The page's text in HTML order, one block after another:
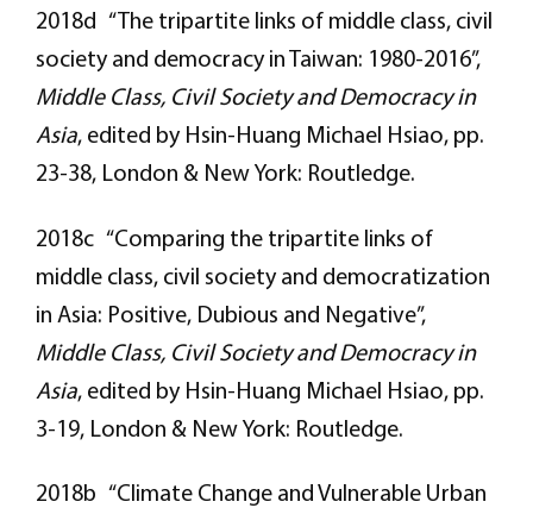
2018d “The tripartite links of middle class, civil
society and democracy in Taiwan: 1980-2016”,
Middle Class, Civil Society and Democracy in
Asia, edited by Hsin-Huang Michael Hsiao, pp.
23-38, London & New York: Routledge.
2018c “Comparing the tripartite links of
middle class, civil society and democratization
in Asia: Positive, Dubious and Negative”,
Middle Class, Civil Society and Democracy in
Asia, edited by Hsin-Huang Michael Hsiao, pp.
3-19, London & New York: Routledge.
2018b “Climate Change and Vulnerable Urban